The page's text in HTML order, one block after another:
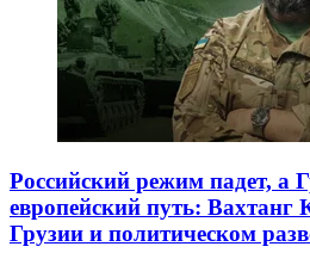
Российский режим падет, а
европейский путь: Вахтанг
Грузии и политическом